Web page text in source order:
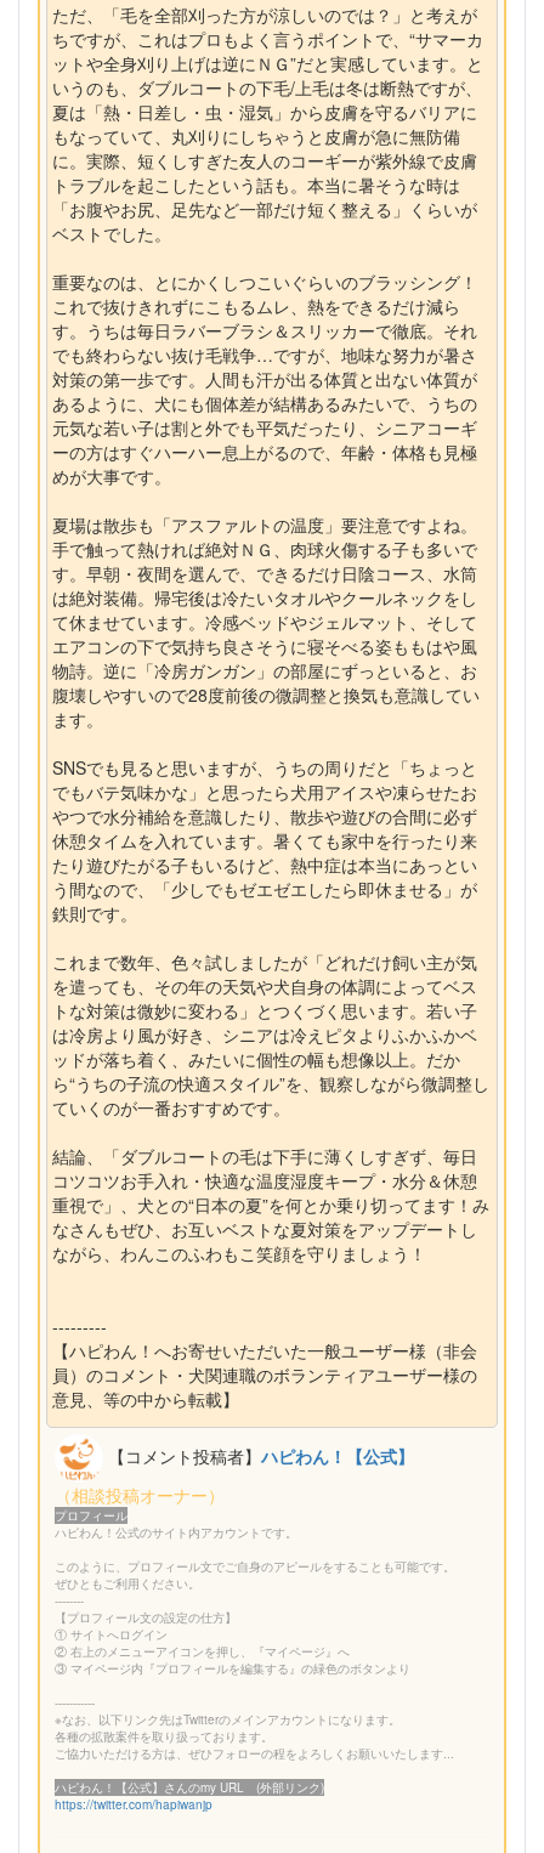
ただ、「毛を全部刈った方が涼しいのでは？」と考えが
ちですが、これはプロもよく言うポイントで、“サマーカ
ットや全身刈り上げは逆にＮＧ”だと実感しています。と
いうのも、ダブルコートの下毛/上毛は冬は断熱ですが、
夏は「熱・日差し・虫・湿気」から皮膚を守るバリアに
もなっていて、丸刈りにしちゃうと皮膚が急に無防備
に。実際、短くしすぎた友人のコーギーが紫外線で皮膚
トラブルを起こしたという話も。本当に暑そうな時は
「お腹やお尻、足先など一部だけ短く整える」くらいが
ベストでした。
重要なのは、とにかくしつこいぐらいのブラッシング！
これで抜けきれずにこもるムレ、熱をできるだけ減ら
す。うちは毎日ラバーブラシ＆スリッカーで徹底。それ
でも終わらない抜け毛戦争…ですが、地味な努力が暑さ
対策の第一歩です。人間も汗が出る体質と出ない体質が
あるように、犬にも個体差が結構あるみたいで、うちの
元気な若い子は割と外でも平気だったり、シニアコーギ
ーの方はすぐハーハー息上がるので、年齢・体格も見極
めが大事です。
夏場は散歩も「アスファルトの温度」要注意ですよね。
手で触って熱ければ絶対ＮＧ、肉球火傷する子も多いで
す。早朝・夜間を選んで、できるだけ日陰コース、水筒
は絶対装備。帰宅後は冷たいタオルやクールネックをし
て休ませています。冷感ベッドやジェルマット、そして
エアコンの下で気持ち良さそうに寝そべる姿ももはや風
物詩。逆に「冷房ガンガン」の部屋にずっといると、お
腹壊しやすいので28度前後の微調整と換気も意識してい
ます。
SNSでも見ると思いますが、うちの周りだと「ちょっと
でもバテ気味かな」と思ったら犬用アイスや凍らせたお
やつで水分補給を意識したり、散歩や遊びの合間に必ず
休憩タイムを入れています。暑くても家中を行ったり来
たり遊びたがる子もいるけど、熱中症は本当にあっとい
う間なので、「少しでもゼエゼエしたら即休ませる」が
鉄則です。
これまで数年、色々試しましたが「どれだけ飼い主が気
を遣っても、その年の天気や犬自身の体調によってベス
トな対策は微妙に変わる」とつくづく思います。若い子
は冷房より風が好き、シニアは冷えピタよりふかふかベ
ッドが落ち着く、みたいに個性の幅も想像以上。だか
ら“うちの子流の快適スタイル”を、観察しながら微調整し
ていくのが一番おすすめです。
結論、「ダブルコートの毛は下手に薄くしすぎず、毎日
コツコツお手入れ・快適な温度湿度キープ・水分＆休憩
重視で」、犬との“日本の夏”を何とか乗り切ってます！み
なさんもぜひ、お互いベストな夏対策をアップデートし
ながら、わんこのふわもこ笑顔を守りましょう！
---------
【ハピわん！へお寄せいただいた一般ユーザー様（非会
員）のコメント・犬関連職のボランティアユーザー様の
意見、等の中から転載】
【コメント投稿者】ハピわん！【公式】
（相談投稿オーナー）
プロフィール
ハピわん！公式のサイト内アカウントです。
このように、プロフィール文でご自身のアピールをすることも可能です。
ぜひともご利用ください。
--------
【プロフィール文の設定の仕方】
① サイトへログイン
② 右上のメニューアイコンを押し、『マイページ』へ
③ マイページ内『プロフィールを編集する』の緑色のボタンより
-----------
※なお、以下リンク先はTwitterのメインアカウントになります。
各種の拡散案件を取り扱っております。
ご協力いただける方は、ぜひフォローの程をよろしくお願いいたします...
ハピわん！【公式】さんのmy URL (外部リンク)
https://twitter.com/hapiwanjp